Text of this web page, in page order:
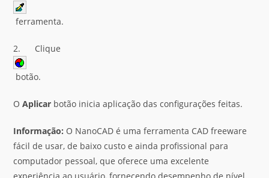
ferramenta.
2. Clique
botão.
OAplicar botão inicia aplicação das configurações feitas.
Informação: O NanoCAD é uma ferramenta CAD freeware
fácil de usar, de baixo custo e ainda profissional para
computador pessoal, que oferece uma excelente